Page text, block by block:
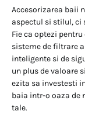
Accesorizarea baii
aspectul si stilul, ci
Fie ca optezi
sisteme de filtrare
inteligente si de
un plus de valoare
ezita sa investesti
baia intr-o oaza de
tale.